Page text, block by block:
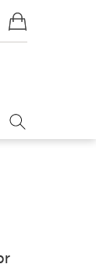
Meu Carrinho